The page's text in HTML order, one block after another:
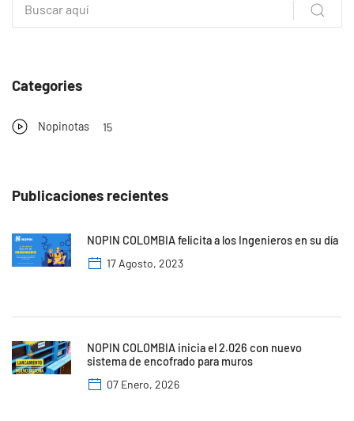
Categories
Nopinotas 15
Publicaciones recientes
NOPIN COLOMBIA felicita a los Ingenieros en su día
17 Agosto, 2023
NOPIN COLOMBIA inicia el 2.026 con nuevo
sistema de encofrado para muros
07 Enero, 2026